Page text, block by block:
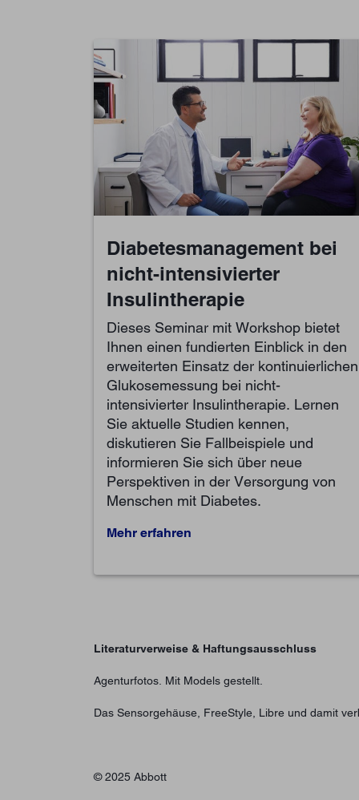
Diabetes­management bei​
nicht-intensi­vierter
Insulintherapie
Dieses Seminar mit Workshop bietet
Ihnen einen fundierten Einblick in den
erweiterten Einsatz der kontinuierlichen
Glukosemessung bei nicht-
intensivierter Insulintherapie. Lernen
Sie aktuelle Studien kennen,
diskutieren Sie Fallbeispiele und
informieren Sie sich über neue
Perspektiven in der Versorgung von
Menschen mit Diabetes.
Mehr erfahren
Literaturverweise & Haftungsausschluss
Agenturfotos. Mit Models gestellt.
Das Sensorgehäuse, FreeStyle, Libre und damit
© 2025 Abbott